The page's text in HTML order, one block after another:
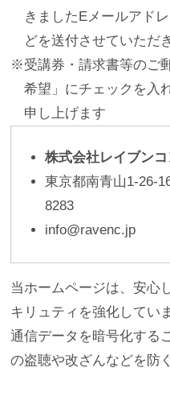
きましたEメールアド
どを送付させていただ
※受講券・請求書等のご
希望」にチェックを入
申し上げます
株式会社レイブン
東京都南青山1-
8283
info@ravenc.jp
当ホームページは、安心
キリュティを強化してい
通信データを暗号化する
の盗聴や改ざんなどを防